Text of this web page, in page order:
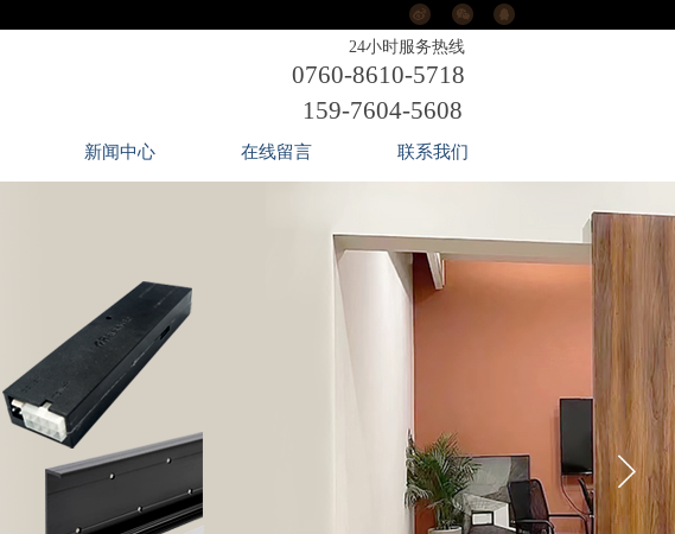
24小时服务热线
0760-8610-5718
新闻中心 在线留言 联系我们
159-7604-5608